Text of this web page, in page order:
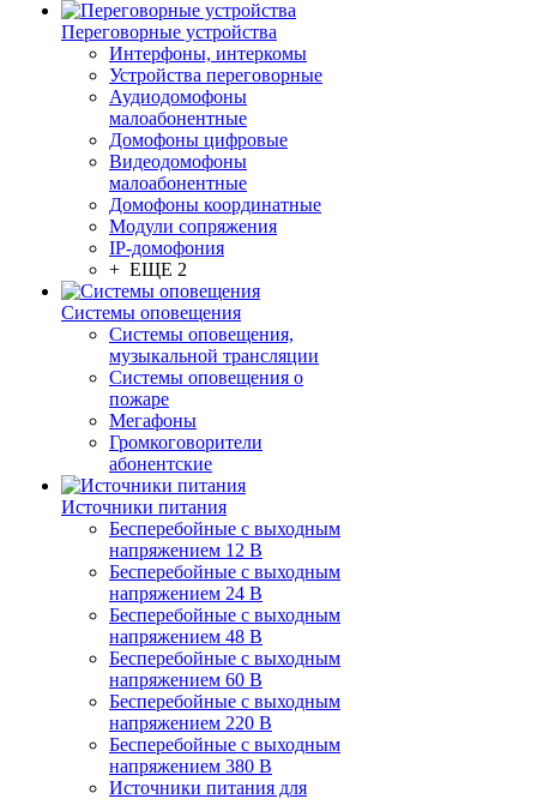
Переговорные устройства
Интерфоны, интеркомы
Устройства переговорные
Аудиодомофоны
малоабонентные
Домофоны цифровые
Видеодомофоны
малоабонентные
Домофоны координатные
Модули сопряжения
IP-домофония
+ ЕЩЕ 2
Системы оповещения
Системы оповещения,
музыкальной трансляции
Системы оповещения о
пожаре
Мегафоны
Громкоговорители
абонентские
Источники питания
Бесперебойные с выходным
напряжением 12 В
Бесперебойные с выходным
напряжением 24 В
Бесперебойные с выходным
напряжением 48 В
Бесперебойные с выходным
напряжением 60 В
Бесперебойные с выходным
напряжением 220 В
Бесперебойные с выходным
напряжением 380 В
Источники питания для